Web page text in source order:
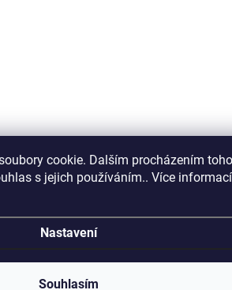
cookie. Dalším procházením
s jejich používáním.. Více informací
Nastavení
Souhlasím
je doprava po ČR ZDARMA. U ostatních
nabídky. Rozvážíme po celém ČESKU a